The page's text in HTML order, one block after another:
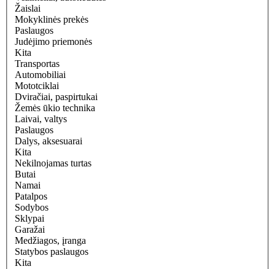
Žaislai
Mokyklinės prekės
Paslaugos
Judėjimo priemonės
Kita
Transportas
Automobiliai
Mototciklai
Dviračiai, paspirtukai
Žemės ūkio technika
Laivai, valtys
Paslaugos
Dalys, aksesuarai
Kita
Nekilnojamas turtas
Butai
Namai
Patalpos
Sodybos
Sklypai
Garažai
Medžiagos, įranga
Statybos paslaugos
Kita